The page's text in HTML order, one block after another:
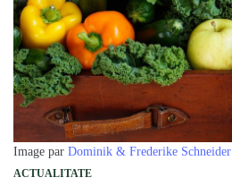
Image par Dominik & Frederike Schneider
ACTUALITATE